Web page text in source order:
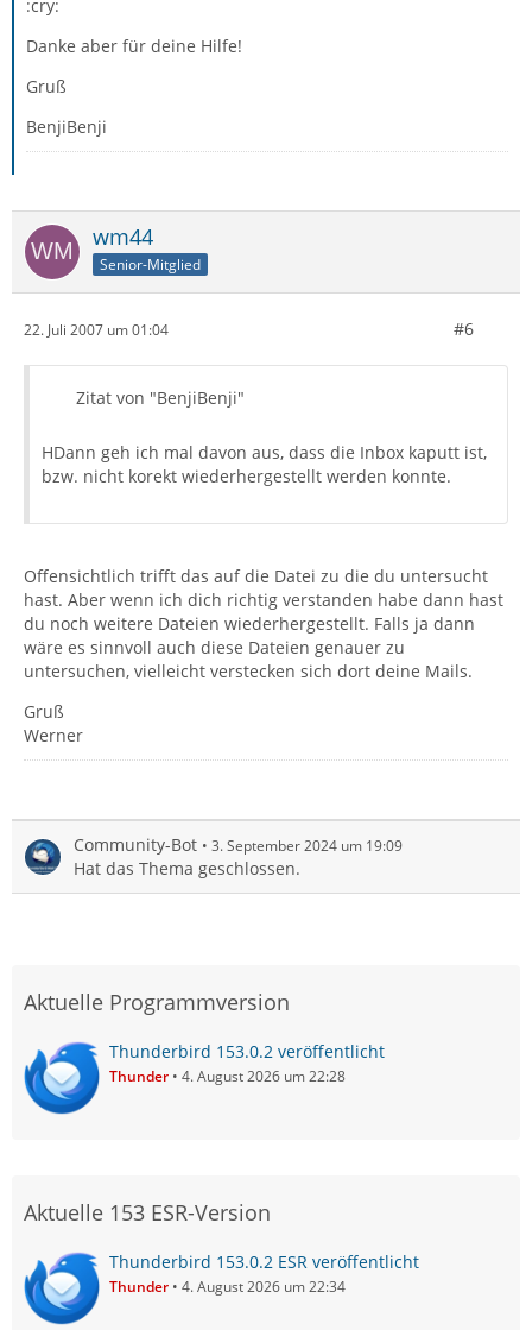
:cry:
Danke aber für deine Hilfe!
Gruß
BenjiBenji
wm44
Senior-Mitglied
22. Juli 2007 um 01:04 #6
Zitat von "BenjiBenji"
HDann geh ich mal davon aus, dass die Inbox kaputt ist,
bzw. nicht korekt wiederhergestellt werden konnte.
Offensichtlich trifft das auf die Datei zu die du untersucht
hast. Aber wenn ich dich richtig verstanden habe dann hast
du noch weitere Dateien wiederhergestellt. Falls ja dann
wäre es sinnvoll auch diese Dateien genauer zu
untersuchen, vielleicht verstecken sich dort deine Mails.
Gruß
Werner
Community-Bot 3. September 2024 um 19:09
Hat das Thema geschlossen.
Aktuelle Programmversion
Thunderbird 153.0.2 veröffentlicht
Thunder 4. August 2026 um 22:28
Aktuelle 153 ESR-Version
Thunderbird 153.0.2 ESR veröffentlicht
Thunder 4. August 2026 um 22:34